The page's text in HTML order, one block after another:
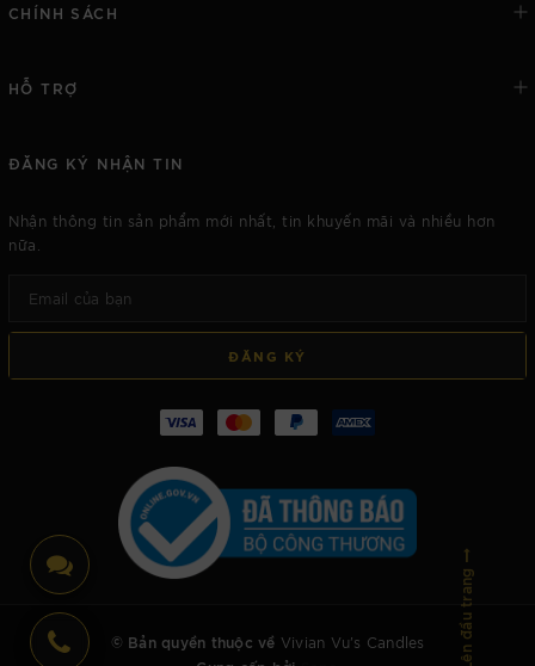
CHÍNH SÁCH
HỖ TRỢ
ĐĂNG KÝ NHẬN TIN
Nhận thông tin sản phẩm mới nhất, tin khuyến mãi và nhiều hơn
nữa.
ĐĂNG KÝ
© Bản quyền thuộc về Vivian Vu's Candles Lên đầu trang